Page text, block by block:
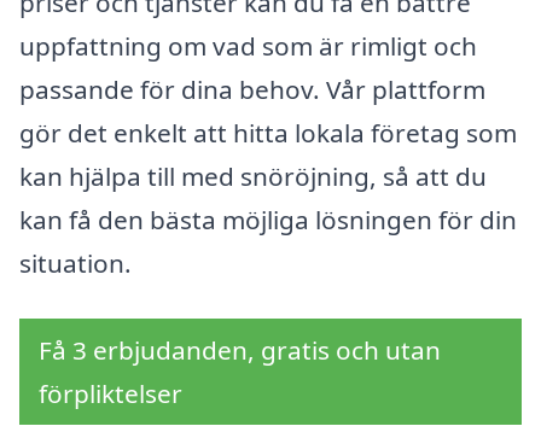
uppfattning om vad som är rimligt och
passande för dina behov. Vår plattform
gör det enkelt att hitta lokala företag som
kan hjälpa till med snöröjning, så att du
kan få den bästa möjliga lösningen för din
situation.
Få 3 erbjudanden, gratis och utan
förpliktelser